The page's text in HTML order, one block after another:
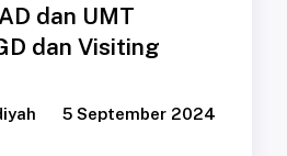
dan UMT
dan Visiting
5 September 2024